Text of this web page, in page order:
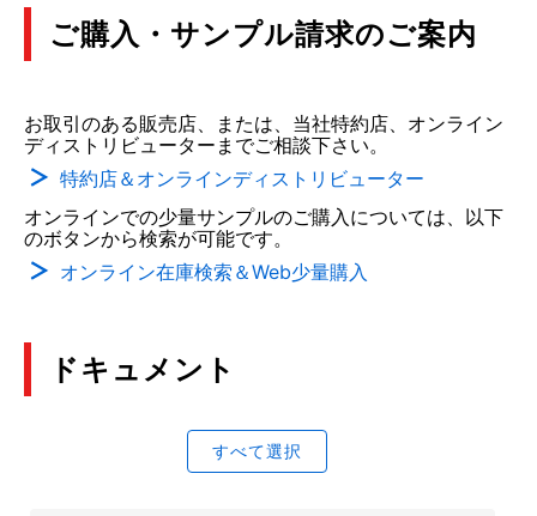
ご購入・サンプル請求のご案内
お取引のある販売店、または、当社特約店、オンライン
ディストリビューターまでご相談下さい。
特約店＆オンラインディストリビューター
オンラインでの少量サンプルのご購入については、以下
のボタンから検索が可能です。
オンライン在庫検索＆Web少量購入
ドキュメント
すべて選択